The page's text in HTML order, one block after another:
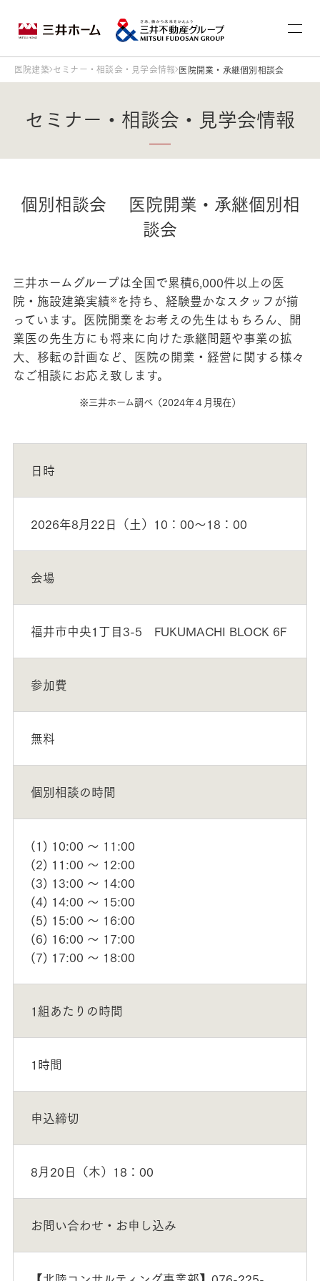
医院建築 セミナー・相談会・見学会情報 医院開業・承継個別相談会
セミナー・相談会・見学会情報
個別相談会 医院開業・承継個別相
談会
三井ホームグループは全国で累積6,000件以上の医
院・施設建築実績※を持ち、経験豊かなスタッフが揃
っています。医院開業をお考えの先生はもちろん、開
業医の先生方にも将来に向けた承継問題や事業の拡
大、移転の計画など、医院の開業・経営に関する様々
なご相談にお応え致します。
※三井ホーム調べ（2024年４月現在）
日時
2026年8月22日（土）10：00～18：00
会場
福井市中央1丁目3-5 FUKUMACHI BLOCK 6F
参加費
無料
個別相談の時間
(1) 10:00 ～ 11:00
(2) 11:00 ～ 12:00
(3) 13:00 ～ 14:00
(4) 14:00 ～ 15:00
(5) 15:00 ～ 16:00
(6) 16:00 ～ 17:00
(7) 17:00 ～ 18:00
1組あたりの時間
1時間
申込締切
8月20日（木）18：00
お問い合わせ・お申し込み